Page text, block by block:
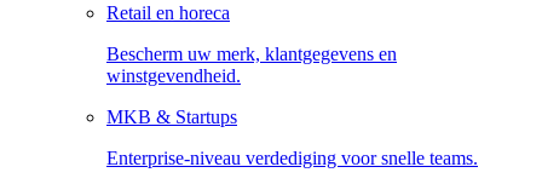
Retail en horeca
Bescherm uw merk, klantgegevens en
winstgevendheid.
MKB & Startups
Enterprise-niveau verdediging voor snelle teams.